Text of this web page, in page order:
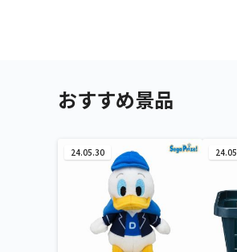
おすすめ景品
24.05.30